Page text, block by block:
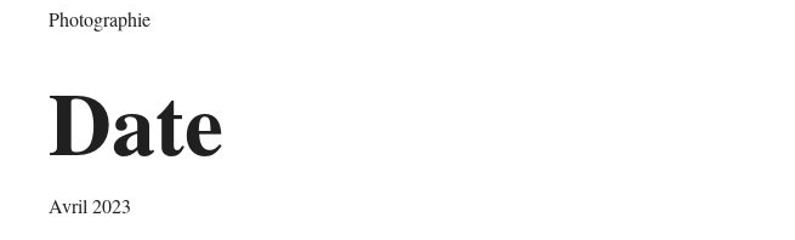
Photographie
Date
Avril 2023